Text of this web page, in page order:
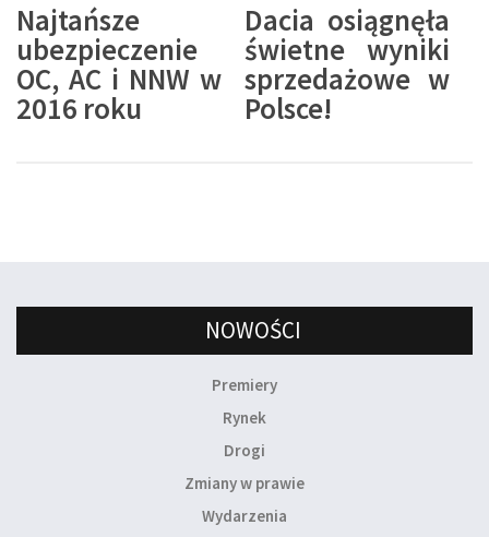
Najtańsze
ubezpieczenie
OC, AC i NNW w
2016 roku
Dacia osiągnęła
świetne wyniki
sprzedażowe w
Polsce!
NOWOŚCI
Premiery
Rynek
Drogi
Zmiany w prawie
Wydarzenia